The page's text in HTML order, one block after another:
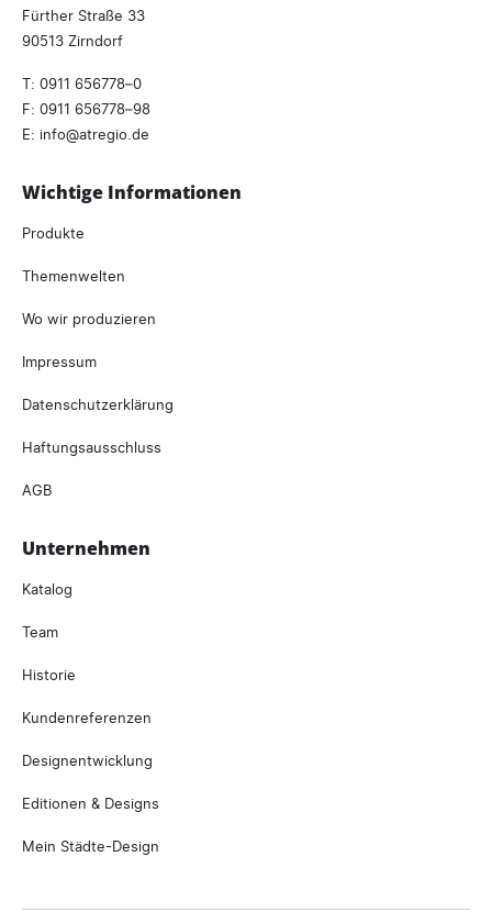
Fürther Straße 33
90513 Zirndorf
T: 0911 656778–0
F: 0911 656778–98
E: info atregio. de
Wichtige Informationen
Produkte
Themenwelten
Wo wir produzieren
Impressum
Datenschutzerklärung
Haftungsausschluss
AGB
Unternehmen
Katalog
Team
Historie
Kundenreferenzen
Designentwicklung
Editionen & Designs
Mein Städte-Design